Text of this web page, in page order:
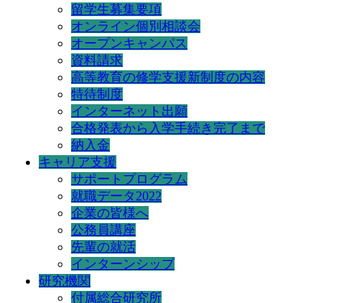
留学生募集要項
オンライン個別相談会
オープンキャンパス
資料請求
高等教育の修学支援新制度の内容
特待制度
インターネット出願
合格発表から入学手続き完了まで
納入金
キャリア支援
サポートプログラム
就職データ2022
企業の皆様へ
公務員講座
先輩の就活
インターンシップ
研究機関
付属総合研究所